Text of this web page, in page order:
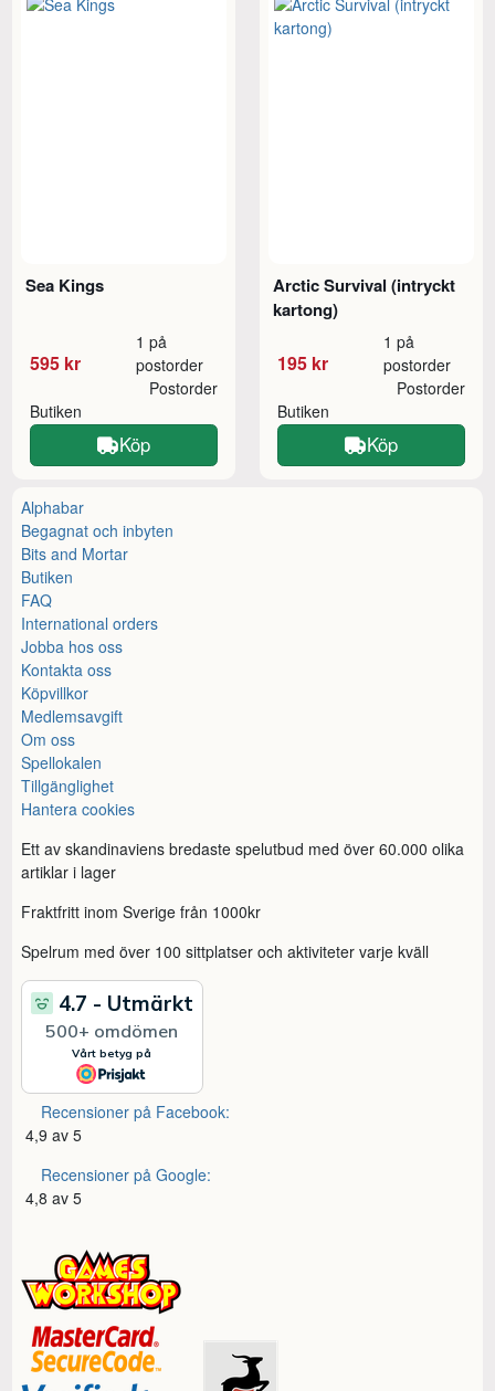
Sea Kings
595 kr
1 på
postorder
Butiken
Postorder
Köp
Arctic Survival (intryckt
kartong)
195 kr
1 på
postorder
Butiken
Postorder
Köp
Alphabar
Begagnat och inbyten
Bits and Mortar
Butiken
FAQ
International orders
Jobba hos oss
Kontakta oss
Köpvillkor
Medlemsavgift
Om oss
Spellokalen
Tillgänglighet
Hantera cookies
Ett av skandinaviens bredaste spelutbud med över 60.000 olika
artiklar i lager
Fraktfritt inom Sverige från 1000kr
Spelrum med över 100 sittplatser och aktiviteter varje kväll
Recensioner på Facebook:
4,9 av 5
Recensioner på Google:
4,8 av 5